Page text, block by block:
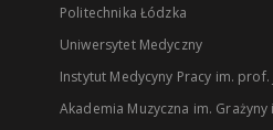
Politechnika Łódzka
Uniwersytet Medyczny
Instytut Medycyny Pracy im. prof.
Akademia Muzyczna im. Grażyny